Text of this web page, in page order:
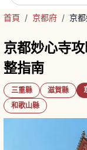
首頁 / 京都府 / 京
京都妙心寺
整指南
三重縣 滋賀縣
和歌山縣